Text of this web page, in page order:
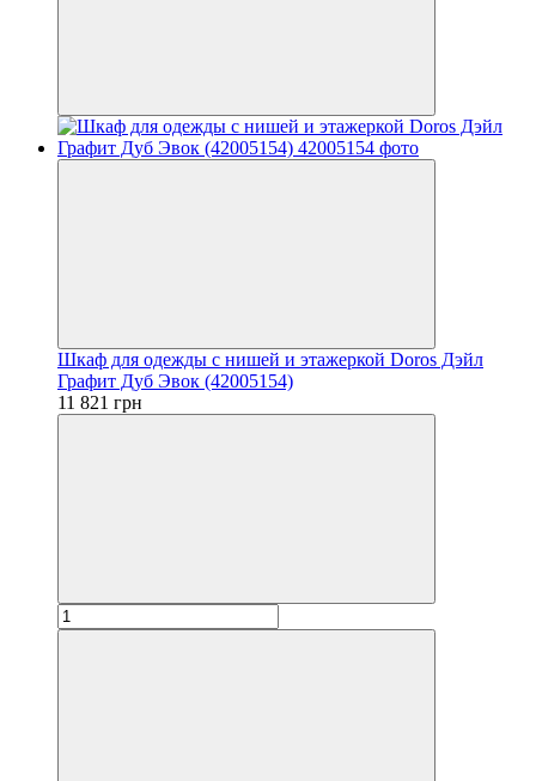
Шкаф для одежды с нишей и этажеркой Doros Дэйл
Графит Дуб Эвок (42005154)
11 821 грн